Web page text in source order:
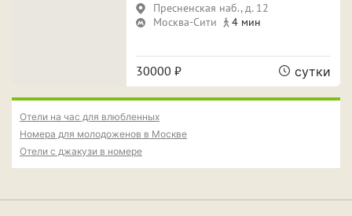
Пресненская наб., д. 12
Москва-Сити
4 мин
30000 ₽ сутки
Отели на час для влюбленных
Номера для молодоженов в Москве
Отели с джакузи в номере